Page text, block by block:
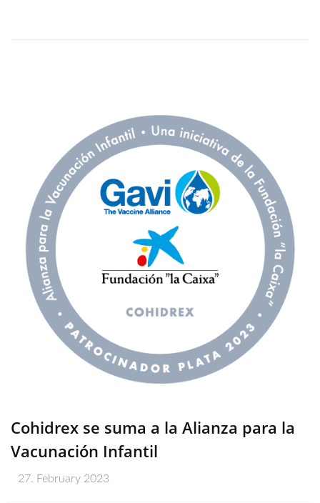
Cohidrex se suma a la Alianza para la
Vacunación Infantil
27. February 2023